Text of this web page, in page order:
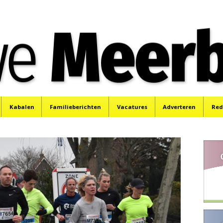
Kabalen Familieberichten Vacatures Adverteren